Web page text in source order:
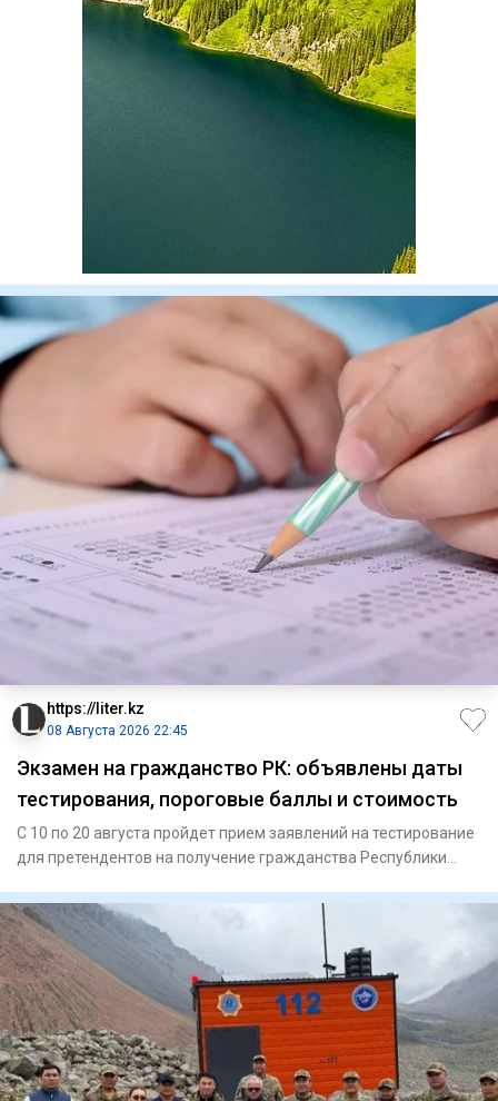
https://liter.kz
08 Августа 2026 22:45
Экзамен на гражданство РК: объявлены даты
тестирования, пороговые баллы и стоимость
С 10 по 20 августа пройдет прием заявлений на тестирование
для претендентов на получение гражданства Республики